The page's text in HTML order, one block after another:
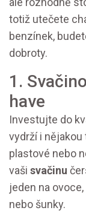
totiž utečete
benzínek,
dobroty.
1.
have
Investujte do
vydrží i nějakou
plastové nebo
vaši svačinu
jeden na
nebo šunky.